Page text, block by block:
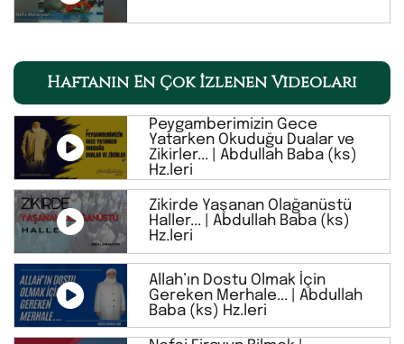
Haftanın En Çok İzlenen Videoları
Peygamberimizin Gece
Yatarken Okuduğu Dualar ve
Zikirler... | Abdullah Baba (ks)
Hz.leri
Zikirde Yaşanan Olağanüstü
Haller... | Abdullah Baba (ks)
Hz.leri
Allah’ın Dostu Olmak İçin
Gereken Merhale... | Abdullah
Baba (ks) Hz.leri